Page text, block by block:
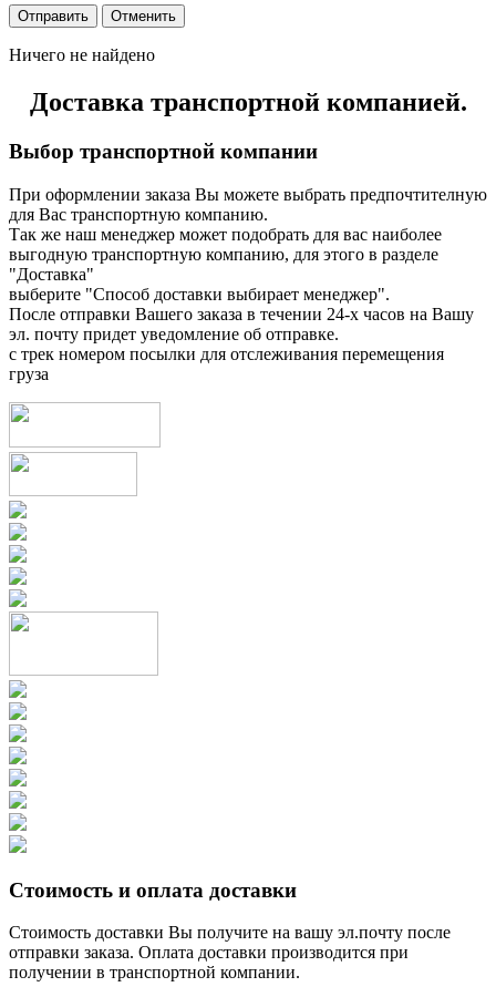
Ничего не найдено
Доставка транспортной компанией.
Выбор транспортной компании
При оформлении заказа Вы можете выбрать предпочтителную
для Вас транспортную компанию.
Так же наш менеджер может подобрать для вас наиболее
выгодную транспортную компанию, для этого в разделе
"Доставка"
выберите "Способ доставки выбирает менеджер".
После отправки Вашего заказа в течении 24-х часов на Вашу
эл. почту придет уведомление об отправке.
с трек номером посылки для отслеживания перемещения
груза
Стоимость и оплата доставки
Стоимость доставки Вы получите на вашу эл.почту после
отправки заказа. Оплата доставки производится при
получении в транспортной компании.